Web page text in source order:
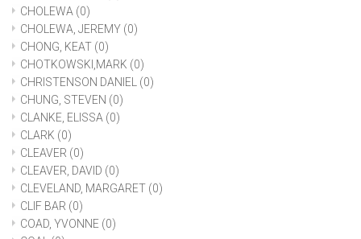
CHOLEWA (0)
CHOLEWA, JEREMY (0)
CHONG, KEAT (0)
CHOTKOWSKI,MARK (0)
CHRISTENSON DANIEL (0)
CHUNG, STEVEN (0)
CLANKE, ELISSA (0)
CLARK (0)
CLEAVER (0)
CLEAVER, DAVID (0)
CLEVELAND, MARGARET (0)
CLIF BAR (0)
COAD, YVONNE (0)